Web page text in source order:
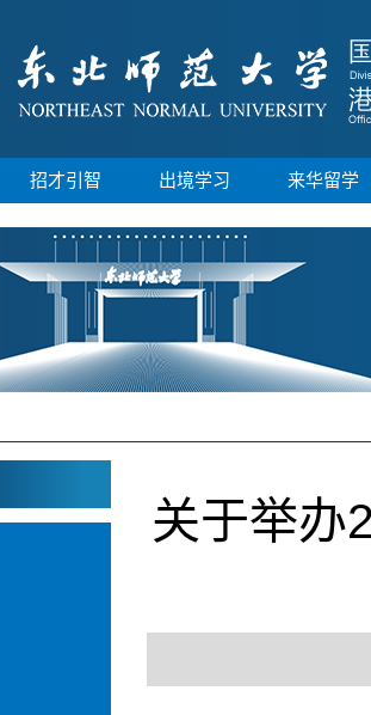
招才引智 出境学习 来华留学
关于举办